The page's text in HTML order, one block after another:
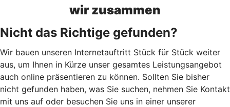
wir zusammen
Nicht das Richtige gefunden?
Wir bauen unseren Internetauftritt Stück für Stück weiter
aus, um Ihnen in Kürze unser gesamtes Leistungsangebot
auch online präsentieren zu können. Sollten Sie bisher
nicht gefunden haben, was Sie suchen, nehmen Sie Kontakt
mit uns auf oder besuchen Sie uns in einer unserer